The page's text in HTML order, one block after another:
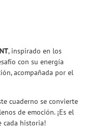
, inspirado en los
con su energía
acompañada por el
cuaderno se convierte
de emoción. ¡Es el
cada historia!